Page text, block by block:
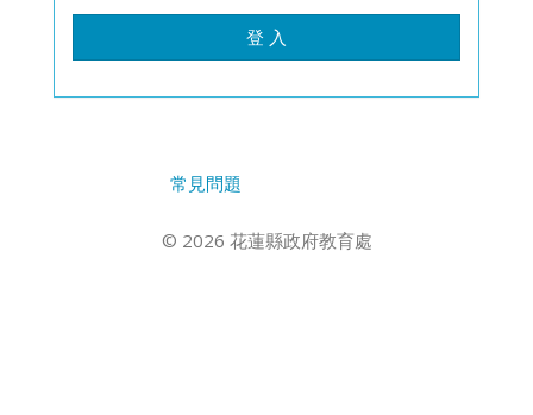
登 入
常見問題
© 2026 花蓮縣政府教育處